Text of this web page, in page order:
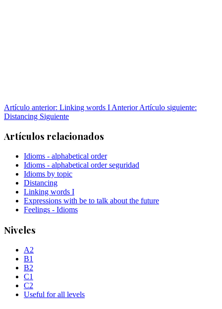
Artículo anterior: Linking words I Anterior Artículo siguiente:
Distancing Siguiente
Artículos relacionados
Idioms - alphabetical order
Idioms - alphabetical order seguridad
Idioms by topic
Distancing
Linking words I
Expressions with be to talk about the future
Feelings - Idioms
Niveles
A2
B1
B2
C1
C2
Useful for all levels